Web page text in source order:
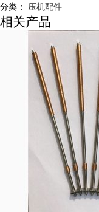
分类： 压机配件
相关产品